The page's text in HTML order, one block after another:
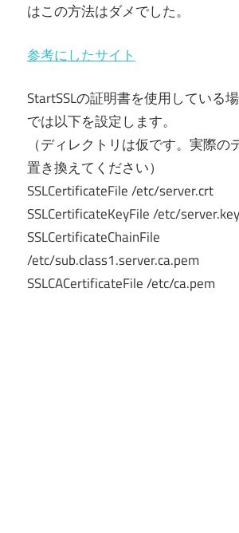
はこの方法はダメでした。
参考にしたサイト
StartSSLの証明書を使用している
では以下を設定します。
（ディレクトリは仮です。実際の
置き換えてください）
SSLCertificateFile /etc/server.crt
SSLCertificateKeyFile /etc/server.key
SSLCertificateChainFile
/etc/sub.class1.server.ca.pem
SSLCACertificateFile /etc/ca.pem